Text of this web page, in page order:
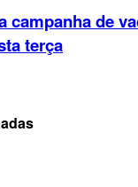
campanha de
terça